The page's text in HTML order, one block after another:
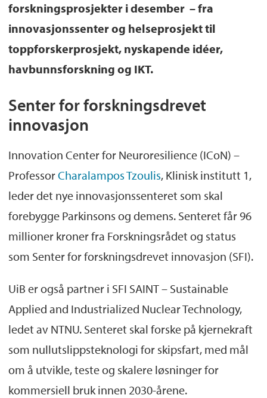
forskningsprosjekter i desember – fra
innovasjonssenter og helseprosjekt til
toppforskerprosjekt, nyskapende idéer,
havbunnsforskning og IKT.
Senter for forskningsdrevet
innovasjon
Innovation Center for Neuroresilience (ICoN) –
ProfessorCharalampos Tzoulis, Klinisk institutt 1,
leder det nye innovasjonssenteret som skal
forebygge Parkinsons og demens. Senteret får 96
millioner kroner fra Forskningsrådet og status
som Senter for forskningsdrevet innovasjon (SFI).
UiB er også partner i SFI SAINT – Sustainable
Applied and Industrialized Nuclear Technology,
ledet av NTNU. Senteret skal forske på kjernekraft
som nullutslippsteknologi for skipsfart, med mål
om å utvikle, teste og skalere løsninger for
kommersiell bruk innen 2030-årene.